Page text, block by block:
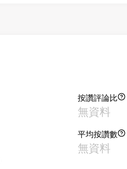
按讚評論比
無資料
平均按讚數
無資料